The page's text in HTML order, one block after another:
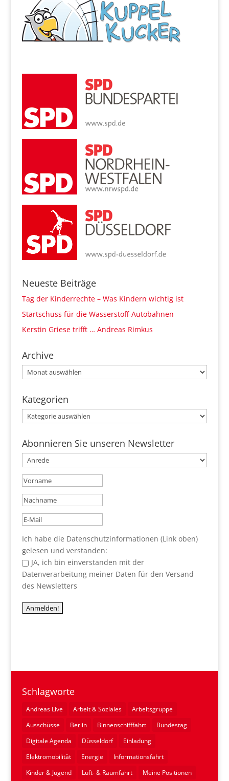
Neueste Beiträge
Tag der Kinderrechte – Was Kindern wichtig ist
Startschuss für die Wasserstoff-Autobahnen
Kerstin Griese trifft … Andreas Rimkus
Archive
Archive
Kategorien
Kategorien
Abonnieren Sie unseren Newsletter
Ich habe die Datenschutzinformationen (Link oben)
gelesen und verstanden:
JA, ich bin einverstanden mit der
Datenverarbeitung meiner Daten für den Versand
des Newsletters
Schlagworte
Andreas Live Arbeit & Soziales
Arbeitsgruppe
Ausschüsse
Berlin Binnenschifffahrt
Bundestag
Digitale Agenda
Düsseldorf
Einladung
Elektromobilität
Energie
Informationsfahrt
Kinder & Jugend
Luft- & Raumfahrt
Meine Positionen